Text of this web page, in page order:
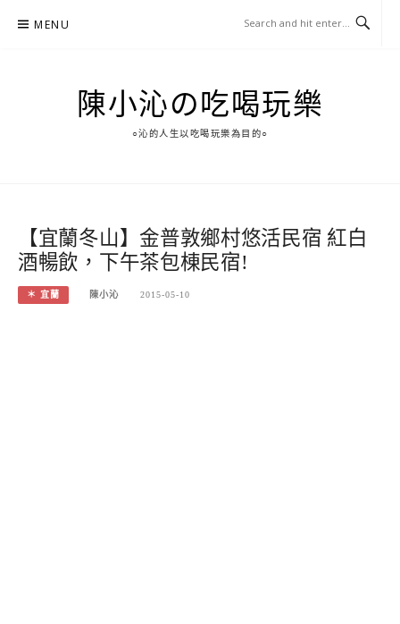
MENU
陳小沁の吃喝玩樂
○沁的人生以吃喝玩樂為目的○
【宜蘭冬山】金普敦鄉村悠活民宿 紅白
酒暢飲，下午茶包棟民宿!
＊ 宜蘭 陳小沁 2015-05-10